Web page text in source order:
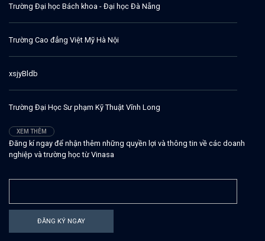
Trường Đại học Bách khoa - Đại học Đà Nẵng
Trường Cao đẳng Việt Mỹ Hà Nội
xsjyBldb
Trường Đại Học Sư phạm Kỹ Thuật Vĩnh Long
XEM THÊM
Đăng kí ngay để nhận thêm những quyền lợi và thông tin về các doanh
nghiệp và trường học từ Vinasa
ĐĂNG KÝ NGAY